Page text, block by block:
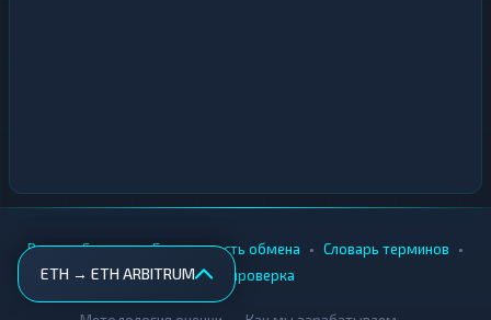
ETH → ETH ARBITRUM
Вики • Города • Безопасность обмена • Словарь терминов •
AML-проверка